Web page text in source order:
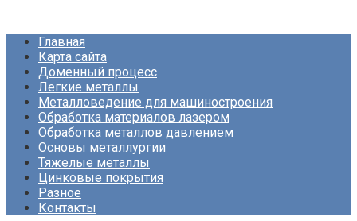
контентуГлавная
Карта сайта
Доменный процесс
Легкие металлы
Металловедение для машиностроения
Обработка материалов лазером
Обработка металлов давлением
Основы металлургии
Тяжелые металлы
Цинковые покрытия
Разное
Контакты